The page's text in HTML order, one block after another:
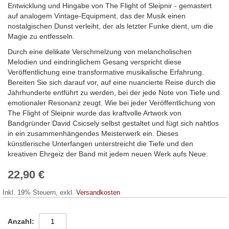
Entwicklung und Hingabe von The Flight of Sleipnir - gemastert
auf analogem Vintage-Equipment, das der Musik einen
nostalgischen Dunst verleiht, der als letzter Funke dient, um die
Magie zu entfesseln.
Durch eine delikate Verschmelzung von melancholischen
Melodien und eindringlichem Gesang verspricht diese
Veröffentlichung eine transformative musikalische Erfahrung.
Bereiten Sie sich darauf vor, auf eine nuancierte Reise durch die
Jahrhunderte entführt zu werden, bei der jede Note von Tiefe und
emotionaler Resonanz zeugt. Wie bei jeder Veröffentlichung von
The Flight of Sleipnir wurde das kraftvolle Artwork von
Bandgründer David Csicsely selbst gestaltet und fügt sich nahtlos
in ein zusammenhängendes Meisterwerk ein. Dieses
künstlerische Unterfangen unterstreicht die Tiefe und den
kreativen Ehrgeiz der Band mit jedem neuen Werk aufs Neue.
22,90 €
Inkl. 19% Steuern, exkl. Versandkosten
Anzahl